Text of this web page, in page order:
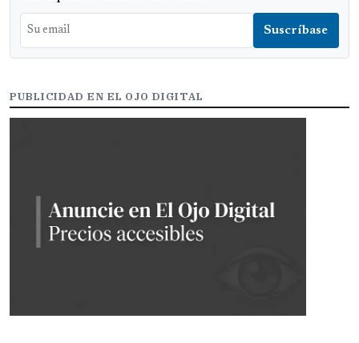
PUBLICIDAD EN EL OJO DIGITAL